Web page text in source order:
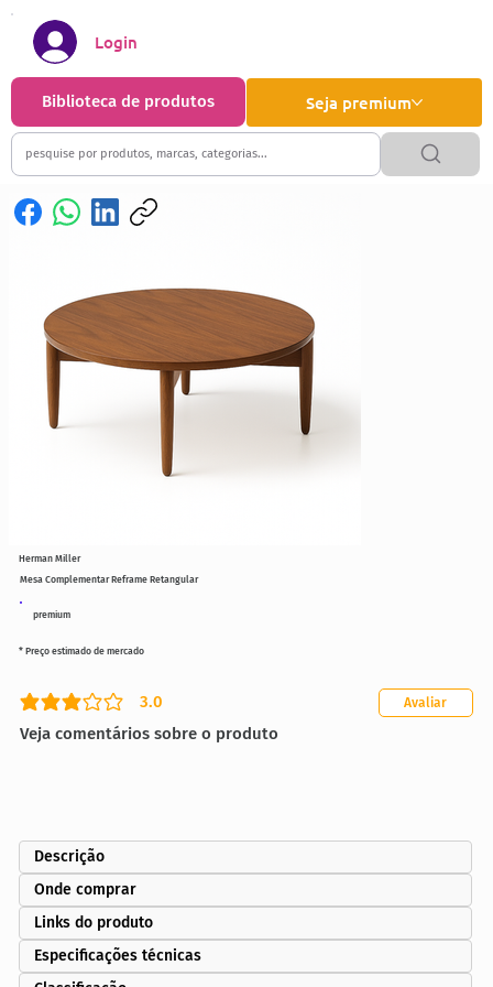
Seja premium
Biblioteca de produtos
Login
premium
Mesa Complementar Reframe Retangular
3.0
classificação média é 3 de 5
Veja comentários sobre o produto
Avaliar
* Preço estimado de mercado
Herman Miller
Descrição
Onde comprar
Links do produto
Especificações técnicas